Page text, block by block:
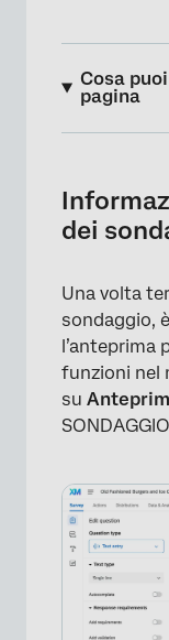
Cosa
pagina
Anteprima
Anteprima
Condividi
Altre
Anteprima/
integrati
FAQs
dei
Una volta
sondaggio,
l’anteprima
funzioni nel
su